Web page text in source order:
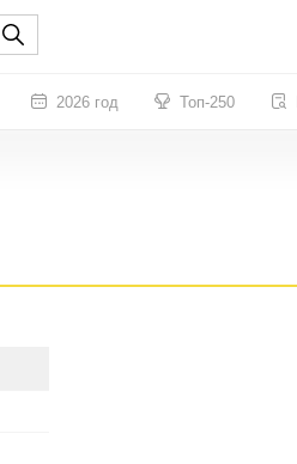
2026 год Топ-250